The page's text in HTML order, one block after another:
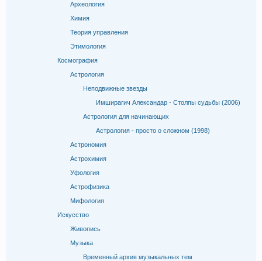
Археология
Химия
Теория управления
Этимология
Космография
Астрология
Неподвижные звезды
Имширагич Александар - Столпы судьбы (2006)
Астрология для начинающих
Астрология - просто о сложном (1998)
Астрономия
Астрохимия
Уфология
Астрофизика
Мифология
Искусство
Живопись
Музыка
Временный архив музыкальных тем